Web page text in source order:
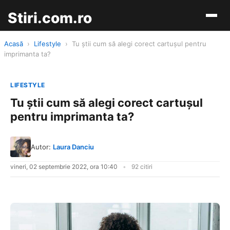
Stiri.com.ro
Acasă › Lifestyle ›
Tu știi cum să alegi corect cartușul pentru
imprimanta ta?
LIFESTYLE
Tu știi cum să alegi corect cartușul
pentru imprimanta ta?
Autor: Laura Danciu
vineri, 02 septembrie 2022, ora 10:40 92 citiri